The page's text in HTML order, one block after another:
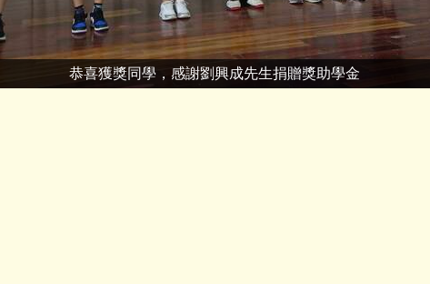
恭喜獲獎同學，感謝劉興成先生捐贈獎助學金